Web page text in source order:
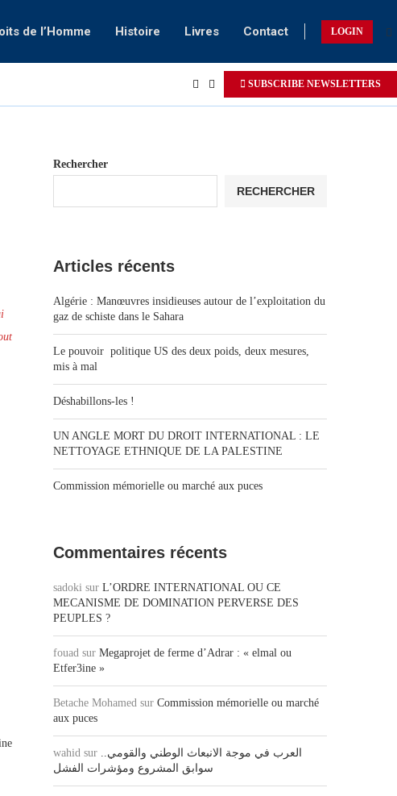
de l’Homme Histoire Livres Contact LOGIN
SUBSCRIBE NEWSLETTERS
Rechercher
RECHERCHER
Articles récents
Algérie : Manœuvres insidieuses autour de l’exploitation du
gaz de schiste dans le Sahara
Le pouvoir politique US des deux poids, deux mesures,
mis à mal
Déshabillons-les !
UN ANGLE MORT DU DROIT INTERNATIONAL : LE
NETTOYAGE ETHNIQUE DE LA PALESTINE
Commission mémorielle ou marché aux puces
Commentaires récents
sadoki sur L’ORDRE INTERNATIONAL OU CE
MECANISME DE DOMINATION PERVERSE DES
PEUPLES ?
fouad sur Megaprojet de ferme d’Adrar : « elmal ou
Etfer3ine »
Betache Mohamed sur Commission mémorielle ou marché
aux puces
wahid sur العرب في موجة الانبعاث الوطني والقومي..
سوابق المشروع ومؤشرات الفشل